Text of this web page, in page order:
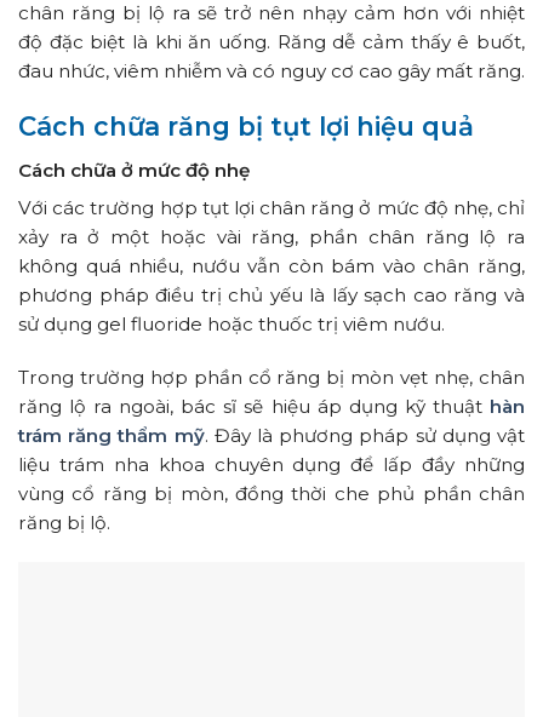
chân răng bị lộ ra sẽ trở nên nhạy cảm hơn với nhiệt
độ đặc biệt là khi ăn uống. Răng dễ cảm thấy ê buốt,
đau nhức, viêm nhiễm và có nguy cơ cao gây mất răng.
Cách chữa răng bị tụt lợi hiệu quả
Cách chữa ở mức độ nhẹ
Với các trường hợp tụt lợi chân răng ở mức độ nhẹ, chỉ
xảy ra ở một hoặc vài răng, phần chân răng lộ ra
không quá nhiều, nướu vẫn còn bám vào chân răng,
phương pháp điều trị chủ yếu là lấy sạch cao răng và
sử dụng gel fluoride hoặc thuốc trị viêm nướu.
Trong trường hợp phần cổ răng bị mòn vẹt nhẹ, chân
răng lộ ra ngoài, bác sĩ sẽ hiệu áp dụng kỹ thuật hàn
trám răng thẩm mỹ. Đây là phương pháp sử dụng vật
liệu trám nha khoa chuyên dụng để lấp đầy những
vùng cổ răng bị mòn, đồng thời che phủ phần chân
răng bị lộ.